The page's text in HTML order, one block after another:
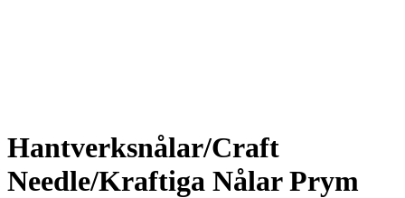
Hantverksnålar/Craft
Needle/Kraftiga Nålar Prym